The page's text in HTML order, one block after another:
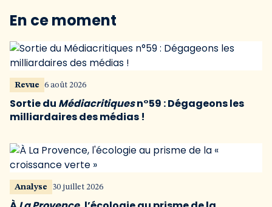
En ce moment
Revue 6 août 2026
Sortie du Médiacritiquesn°59 : Dégageons les
milliardaires des médias !
Analyse 30 juillet 2026